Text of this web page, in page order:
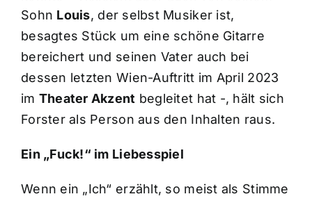
Sohn Louis, der selbst Musiker ist,
besagtes Stück um eine schöne Gitarre
bereichert und seinen Vater auch bei
dessen letzten Wien-Auftritt im April 2023
im Theater Akzent begleitet hat -, hält sich
Forster als Person aus den Inhalten raus.
Ein „Fuck!“ im Liebesspiel
Wenn ein „Ich“ erzählt, so meist als Stimme